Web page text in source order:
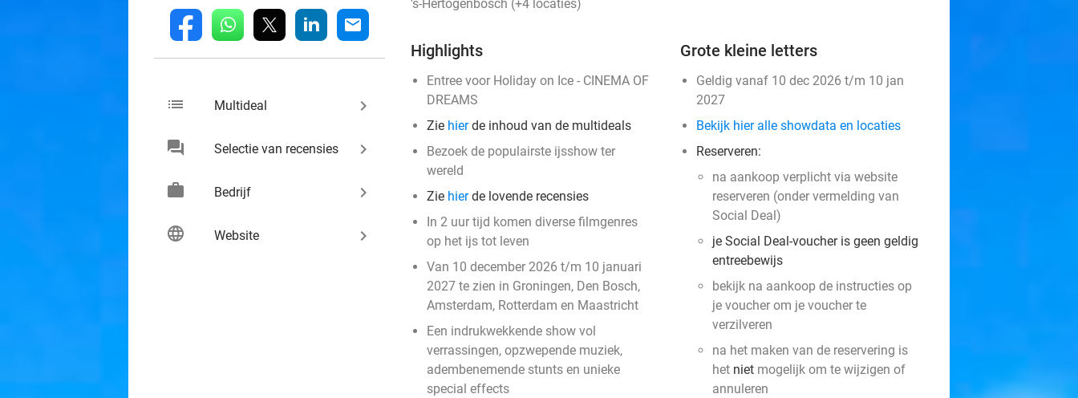
fb whatsapp linkedin mail
list Multideal keyboard_arrow_right
chat Selectie van recensies keyboard_arrow_right
work Bedrijf keyboard_arrow_right
language Website keyboard_arrow_right
's-Hertogenbosch (+4 locaties)
Highlights
Entree voor Holiday on Ice - CINEMA OF
DREAMS
Zie hierde inhoud van de multideals
Bezoek de populairste ijsshow ter
wereld
Zie hierde lovende recensies
In 2 uur tijd komen diverse filmgenres
op het ijs tot leven
Van 10 december 2026 t/m 10 januari
2027 te zien in Groningen, Den Bosch,
Amsterdam, Rotterdam en Maastricht
Een indrukwekkende show vol
verrassingen, opzwepende muziek,
adembenemende stunts en unieke
special effects
Grote kleine letters
Geldig vanaf 10 dec 2026 t/m 10 jan
2027
Bekijk hier alle showdata en locaties
Reserveren:
na aankoop verplicht via website
reserveren (onder vermelding van
Social Deal)
je Social Deal-voucher is geen geldig
entreebewijs
bekijk na aankoop de instructies op
je voucher om je voucher te
verzilveren
na het maken van de reservering is
het niet mogelijk om te wijzigen of
annuleren